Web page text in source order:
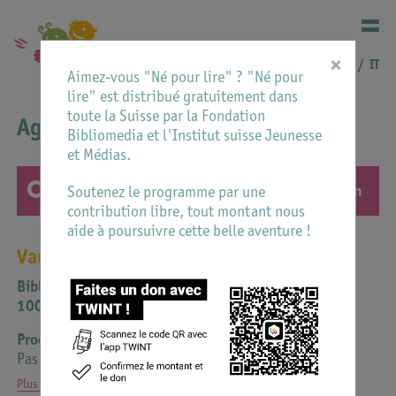
FR IT
Agenda
Vaud
Bibliothèques de la Ville de Lausanne
1000 Lausanne
Prochaine date
Pas d'événements annoncés
Plus d'informations
×
Aimez-vous "Né pour lire" ? "Né pour
lire" est distribué gratuitement dans
toute la Suisse par la Fondation
Bibliomedia et l'Institut suisse Jeunesse
et Médias.
Soutenez le programme par une
contribution libre, tout montant nous
aide à poursuivre cette belle aventure !